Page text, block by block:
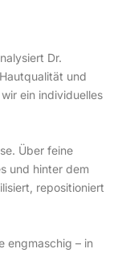
Dr.
und
ein individuelles
Über feine
und hinter dem
repositioniert
engmaschig – in